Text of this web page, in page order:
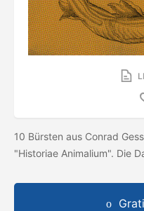
10 Bürsten aus Conrad
"Historiae Animalium". Die